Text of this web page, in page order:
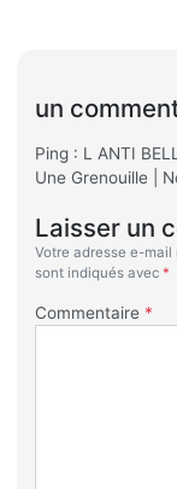
un
Ping : L ANTI
Une Grenouille |
Laisser un
Votre adresse e-
sont indiqués avec *
Commentaire *